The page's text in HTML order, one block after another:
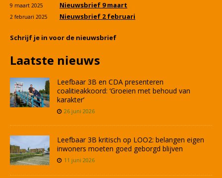
9 maart 2025 Nieuwsbrief 9 maart
2 februari 2025 Nieuwsbrief 2 februari
Schrijf je in voor de nieuwsbrief
Laatste nieuws
Leefbaar 3B en CDA presenteren
coalitieakkoord: ‘Groeien met behoud van
karakter’
26 juni 2026
Leefbaar 3B kritisch op LOO2: belangen eigen
inwoners moeten goed geborgd blijven
11 juni 2026